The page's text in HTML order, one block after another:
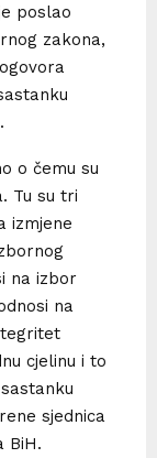
poslao
zakona,
o čemu su
Tu su tri
izmjene
na izbor
na
cjelinu i to
sjednica
BiH.